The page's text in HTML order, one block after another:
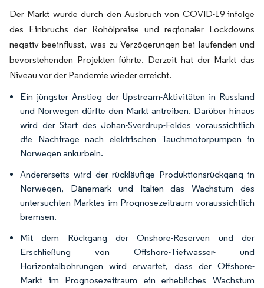
Der Markt wurde durch den Ausbruch von COVID-19 infolge
des Einbruchs der Rohölpreise und regionaler Lockdowns
negativ beeinflusst, was zu Verzögerungen bei laufenden und
bevorstehenden Projekten führte. Derzeit hat der Markt das
Niveau vor der Pandemie wieder erreicht.
Ein jüngster Anstieg der Upstream-Aktivitäten in Russland
und Norwegen dürfte den Markt antreiben. Darüber hinaus
wird der Start des Johan-Sverdrup-Feldes voraussichtlich
die Nachfrage nach elektrischen Tauchmotorpumpen in
Norwegen ankurbeln.
Andererseits wird der rückläufige Produktionsrückgang in
Norwegen, Dänemark und Italien das Wachstum des
untersuchten Marktes im Prognosezeitraum voraussichtlich
bremsen.
Mit dem Rückgang der Onshore-Reserven und der
Erschließung von Offshore-Tiefwasser- und
Horizontalbohrungen wird erwartet, dass der Offshore-
Markt im Prognosezeitraum ein erhebliches Wachstum